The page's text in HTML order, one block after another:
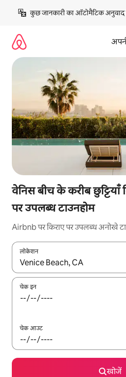
छोड़कर
कॉन्टेंट
कुछ जानकारी का ऑटोमैटिक अनुवाद
वेनिस बीच के करीब छुट्टियाँ
पर उपलब्ध टाउनहोम
Airbnb पर किराए पर उपलब्ध अनोखे
लोकेशन
नतीजों के उपलब्ध होने पर, अप और डाउन
चेक इन
चेक आउट
खोजें